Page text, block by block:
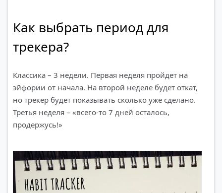
Как выбрать период для
трекера?
Классика – 3 недели. Первая неделя пройдет на
эйфории от начала. На второй неделе будет откат,
но трекер будет показывать сколько уже сделано.
Третья неделя – «всего-то 7 дней осталось,
продержусь!»